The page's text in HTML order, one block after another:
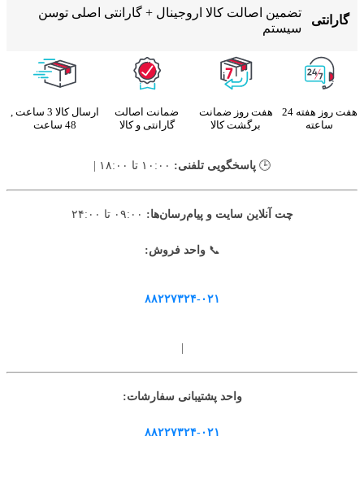
گارانتی
تضمین اصالت کالا اروجینال + گارانتی اصلی توسن
سیستم
هفت روز هفته 24
ساعته
هفت روز ضمانت
برگشت کالا
ضمانت اصالت
گارانتی و کالا
ارسال کالا 3 ساعت ,
48 ساعت
🕒 پاسخگویی تلفنی:
چت آنلاین سایت و پیام‌رسان‌ها:
📞واحد فروش:
۸۸۲۲۷۳۲۴-۰۲۱
واحد پشتیبانی سفارشات:
۸۸۲۲۷۳۲۴-۰۲۱